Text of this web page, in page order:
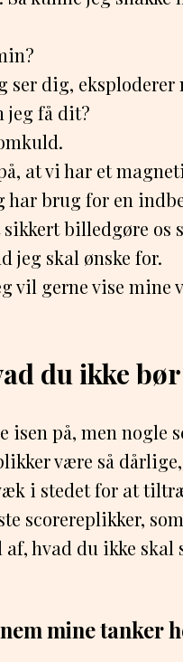
ser dig, eksploderer
jeg få dit?
at vi har et
har brug for en
billedgøre os
jeg skal ønske for.
vil gerne vise mine
du ikke
isen på, men nogle
være så
i stedet for at
scorereplikker,
hvad du ikke skal
mine tanker